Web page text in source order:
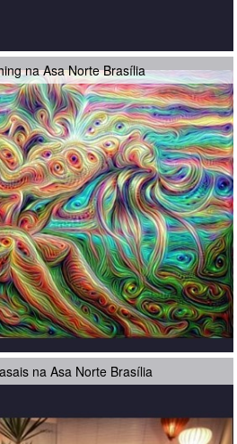
na Asa Norte Brasília
na Asa Norte Brasília